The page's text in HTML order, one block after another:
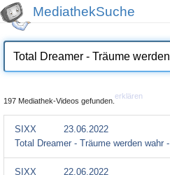
MediathekSuche
197 Mediathek-Videos gefunden.
erklären
SIXX
23.06.2022
Total Dreamer - Träume werden wahr -
SIXX
22.06.2022